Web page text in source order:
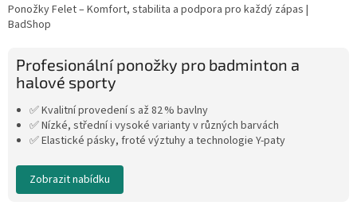
Ponožky Felet – Komfort, stabilita a podpora pro každý zápas |
BadShop
Profesionální ponožky pro badminton a
halové sporty
✅ Kvalitní provedení s až 82 % bavlny
✅ Nízké, střední i vysoké varianty v různých barvách
✅ Elastické pásky, froté výztuhy a technologie Y-paty
Zobrazit nabídku